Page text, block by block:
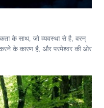
के साथ, जो व्यवस्था से है, वरन्
करने के कारण है, और परमेश्‍वर की ओर